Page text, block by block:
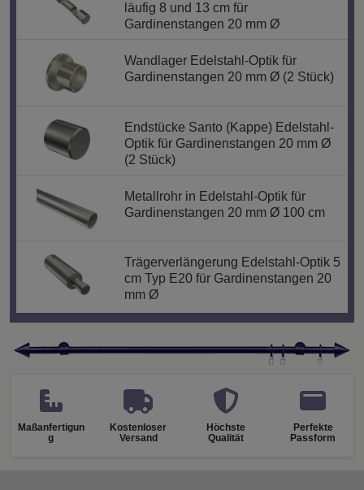
läufig 8 und 13 cm für
Gardinenstangen 20 mm Ø
Wandlager Edelstahl-Optik für
Gardinenstangen 20 mm Ø (2 Stück)
Endstücke Santo (Kappe) Edelstahl-
Optik für Gardinenstangen 20 mm Ø
(2 Stück)
Metallrohr in Edelstahl-Optik für
Gardinenstangen 20 mm Ø 100 cm
Trägerverlängerung Edelstahl-Optik 5
cm Typ E20 für Gardinenstangen 20
mm Ø
Maßanfertigun
g
Kostenloser
Versand
Höchste
Qualität
Perfekte
Passform